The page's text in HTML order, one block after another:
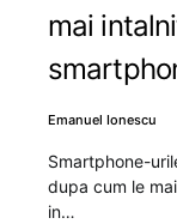
mai
Emanuel Ionescu
Smartphone-
dupa cum le
in…